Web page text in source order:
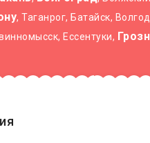
, Таганрог, Батайск,
Ессентуки,